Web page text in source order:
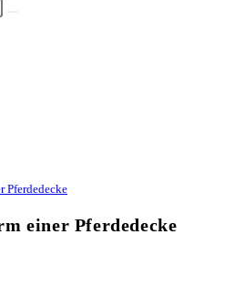
Pferdedecke
einer Pferdedecke